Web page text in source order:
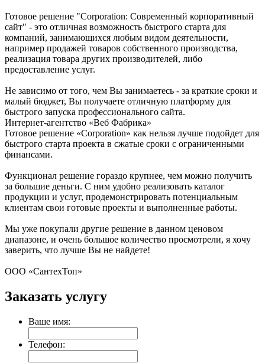
Готовое решение "Corporation: Современный корпоративный
сайт" - это отличная возможность быстрого старта для
компаний, занимающихся любым видом деятельности,
например продажей товаров собственного производства,
реализация товара других производителей, либо
предоставление услуг.
Не зависимо от того, чем Вы занимаетесь - за краткие сроки и
малый бюджет, Вы получаете отличную платформу для
быстрого запуска профессионального сайта.
Интернет-агентство «Веб Фабрика»
Готовое решение «Corporation» как нельзя лучше подойдет для
быстрого старта проекта в сжатые сроки с ограниченными
финансами.
Функционал решение гораздо крупнее, чем можно получить
за большие деньги. С ним удобно реализовать каталог
продукции и услуг, продемонстрировать потенциальным
клиентам свои готовые проекты и выполненные работы.
Мы уже покупали другие решение в данном ценовом
диапазоне, и очень большое количество просмотрели, я хочу
заверить, что лучше Вы не найдете!
ООО «СантехТоп»
Заказать услугу
Ваше имя:
Телефон: